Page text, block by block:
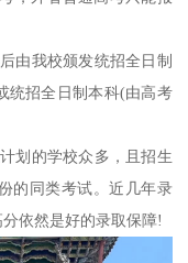
由我校颁发统招全日制
统招全日制本科(由高考
划的学校众多，且招生
的同类考试。近几年录
依然是好的录取保障!